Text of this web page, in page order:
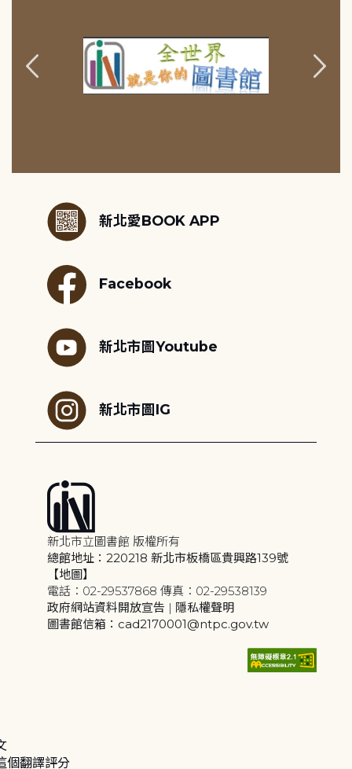
新北愛BOOK APP
Facebook
新北市圖Youtube
新北市圖IG
新北市立圖書館 版權所有
總館地址：220218 新北市板橋區貴興路139號
【地圖】
電話：02-29537868 傳真：02-29538139
政府網站資料開放宣告 | 隱私權聲明
圖書館信箱：cad2170001@ntpc.gov.tw
個翻譯評分